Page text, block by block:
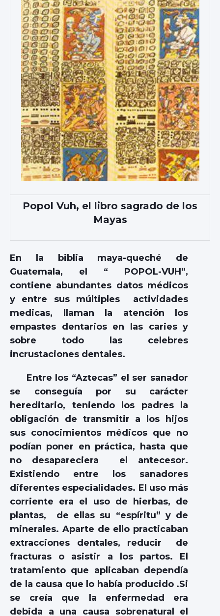
Popol Vuh, el libro sagrado de los
Mayas
En la biblia maya-queché de
Guatemala, el “ POPOL-VUH”,
contiene abundantes datos médicos
y entre sus múltiples actividades
medicas, llaman la atención los
empastes dentarios en las caries y
sobre todo las celebres
incrustaciones dentales.
Entre los “Aztecas” el ser sanador
se conseguía por su carácter
hereditario, teniendo los padres la
obligación de transmitir a los hijos
sus conocimientos médicos que no
podían poner en práctica, hasta que
no desapareciera el antecesor.
Existiendo entre los sanadores
diferentes especialidades. El uso más
corriente era el uso de hierbas, de
plantas, de ellas su “espíritu” y de
minerales. Aparte de ello practicaban
extracciones dentales, reducir de
fracturas o asistir a los partos. El
tratamiento que aplicaban dependía
de la causa que lo había producido .Si
se creía que la enfermedad era
debida a una causa sobrenatural el